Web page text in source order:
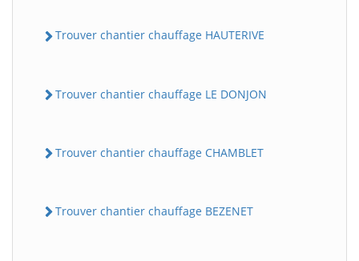
Trouver chantier chauffage HAUTERIVE
Trouver chantier chauffage LE DONJON
Trouver chantier chauffage CHAMBLET
Trouver chantier chauffage BEZENET